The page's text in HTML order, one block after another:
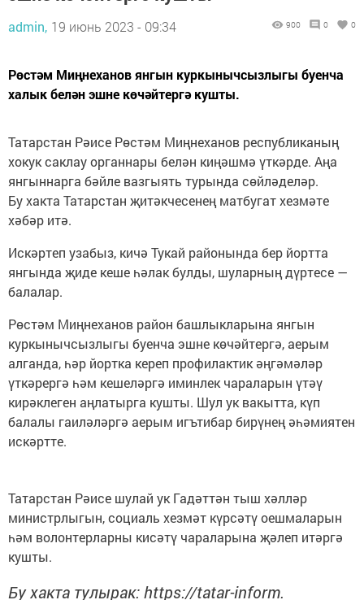
admin, 19 июнь 2023 - 09:34 900 0 0
Рөстәм Миңнеханов янгын куркынычсызлыгы буенча
халык белән эшне көчәйтергә кушты.
Татарстан Рәисе Рөстәм Миңнеханов республиканың
хокук саклау органнары белән киңәшмә үткәрде. Аңа
янгыннарга бәйле вазгыять турында сөйләделәр.
Бу хакта Татарстан җитәкчесенең матбугат хезмәте
хәбәр итә.
Искәртеп узабыз, кичә Тукай районында бер йортта
янгында җиде кеше һәлак булды, шуларның дүртесе —
балалар.
Рөстәм Миңнеханов район башлыкларына янгын
куркынычсызлыгы буенча эшне көчәйтергә, аерым
алганда, һәр йортка кереп профилактик әңгәмәләр
үткәрергә һәм кешеләргә иминлек чараларын үтәү
кирәклеген аңлатырга кушты. Шул ук вакытта, күп
балалы гаиләләргә аерым игътибар бирүнең әһәмиятен
искәртте.
Татарстан Рәисе шулай ук Гадәттән тыш хәлләр
министрлыгын, социаль хезмәт күрсәтү оешмаларын
һәм волонтерларны кисәтү чараларына җәлеп итәргә
кушты.
Бу хакта тулырак: https://tatar-inform.